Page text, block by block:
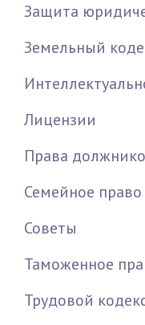
Защита
Земельный
Лицензии
Права
Семейное право
Советы
Таможенное
Трудовой